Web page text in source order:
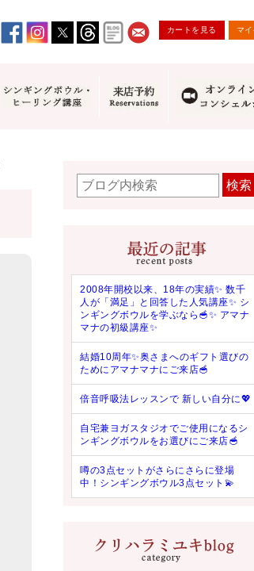
カートを見る マ
検索
2008年開校以来、18年の実績✨ 数千
人が「満足」と回答した人気講座✨ シ
ンギングボウルを学ぶなら🥣✨ アマナ
マナの初級講座✨
結婚10周年✨奥さまへのギフト選びの
ためにアマナマナにご来店🥣
倍音呼吸法レッスンで 新しい自分に💖
自宅兼ヨガスタジオでご使用になるシ
ンギングボウルをお選びにご来店🥣
噂の3点セットがさらにさらに登場
中！シンギングボウル3点セット💫